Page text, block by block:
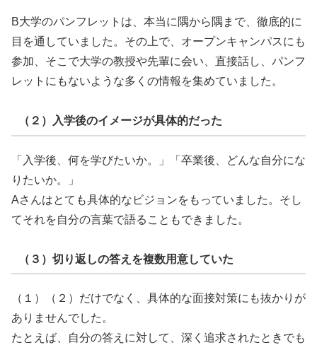
B大学のパンフレットは、本当に隅から隅まで、徹底的に
目を通していました。その上で、オープンキャンパスにも
参加、そこで大学の教授や先輩に会い、直接話し、パンフ
レットにもないような多くの情報を集めていました。
（２）入学後のイメージが具体的だった
「入学後、何を学びたいか。」「卒業後、どんな自分にな
りたいか。」
Aさんはとても具体的なビジョンをもっていました。そし
てそれを自分の言葉で語ることもできました。
（３）切り返しの答えを複数用意していた
（１）（２）だけでなく、具体的な面接対策にも抜かりが
ありませんでした。
たとえば、自分の答えに対して、深く追求されたときでも